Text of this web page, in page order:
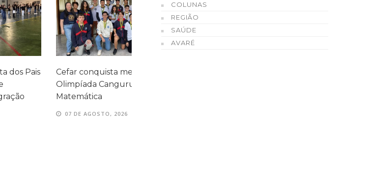
Cefar conquista medalhas na
Olimpíada Canguru de
Matemática
07 DE AGOSTO, 2026
COLUNAS
REGIÃO
SAÚDE
AVARÉ